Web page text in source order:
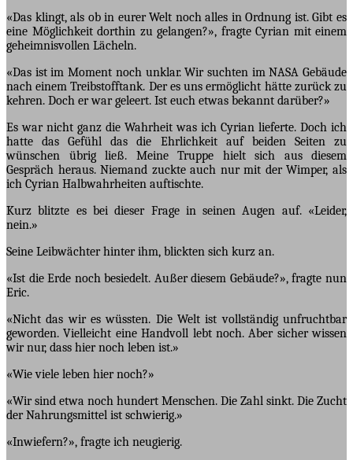
«Das klingt, als ob in eurer Welt noch alles in Ordnung ist. Gibt es
eine Möglichkeit dorthin zu gelangen?», fragte Cyrian mit einem
geheimnisvollen Lächeln.
«Das ist im Moment noch unklar. Wir suchten im NASA Gebäude
nach einem Treibstofftank. Der es uns ermöglicht hätte zurück zu
kehren. Doch er war geleert. Ist euch etwas bekannt darüber?»
Es war nicht ganz die Wahrheit was ich Cyrian lieferte. Doch ich
hatte das Gefühl das die Ehrlichkeit auf beiden Seiten zu
wünschen übrig ließ. Meine Truppe hielt sich aus diesem
Gespräch heraus. Niemand zuckte auch nur mit der Wimper, als
ich Cyrian Halbwahrheiten auftischte.
Kurz blitzte es bei dieser Frage in seinen Augen auf. «Leider,
nein.»
Seine Leibwächter hinter ihm, blickten sich kurz an.
«Ist die Erde noch besiedelt. Außer diesem Gebäude?», fragte nun
Eric.
«Nicht das wir es wüssten. Die Welt ist vollständig unfruchtbar
geworden. Vielleicht eine Handvoll lebt noch. Aber sicher wissen
wir nur, dass hier noch leben ist.»
«Wie viele leben hier noch?»
«Wir sind etwa noch hundert Menschen. Die Zahl sinkt. Die Zucht
der Nahrungsmittel ist schwierig.»
«Inwiefern?», fragte ich neugierig.